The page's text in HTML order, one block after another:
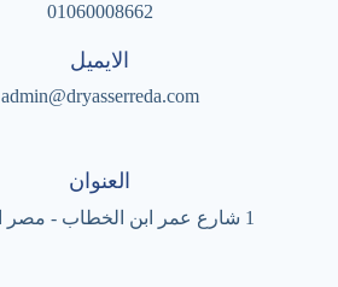
01060008662
الايميل
admin@dryasserreda.com
العنوان
1 شارع عمر ابن الخطاب - مصر الجديدة